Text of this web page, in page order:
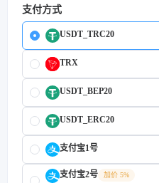
支付方式
USDT_TRC20
TRX
USDT_BEP20
USDT_ERC20
支付宝1号
支付宝2号
加价 5%